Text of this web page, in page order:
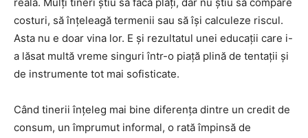
reală. Mulți tineri știu să facă plăți, dar nu știu să compare
costuri, să înțeleagă termenii sau să își calculeze riscul.
Asta nu e doar vina lor. E și rezultatul unei educații care i-
a lăsat multă vreme singuri într-o piață plină de tentații și
de instrumente tot mai sofisticate.
Când tinerii înțeleg mai bine diferența dintre un credit de
consum, un împrumut informal, o rată împinsă de